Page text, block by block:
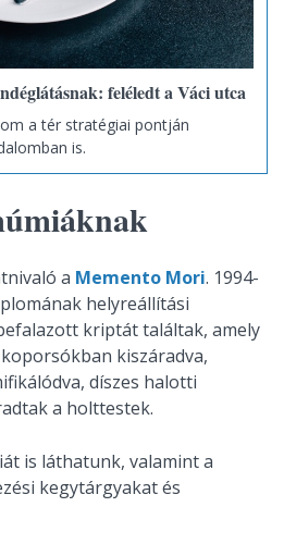
feléledt a Váci utca
a tér stratégiai pontján
is.
a Memento Mori. 1994-
helyreállítási
kriptát találtak, amely
kiszáradva,
díszes halotti
a holttestek.
is láthatunk, valamint a
kegytárgyakat és